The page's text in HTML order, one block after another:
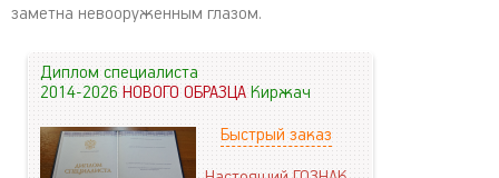
заметна невооруженным глазом.
Диплом специалиста
2014-2026НОВОГО ОБРАЗЦАКиржач
Быстрый заказ